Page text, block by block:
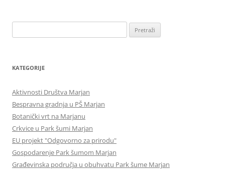
KATEGORIJE
Aktivnosti Društva Marjan
Bespravna gradnja u PŠ Marjan
Botanički vrt na Marjanu
Crkvice u Park šumi Marjan
EU projekt "Odgovorno za prirodu"
Gospodarenje Park šumom Marjan
Građevinska područja u obuhvatu Park šume Marjan